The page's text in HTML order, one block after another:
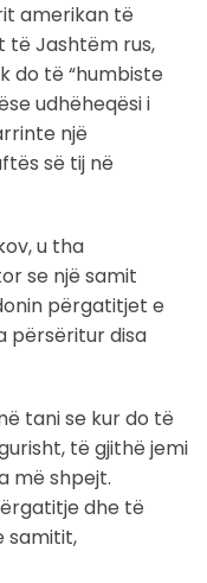
amerikan të
të Jashtëm rus,
do të “humbiste
udhëheqësi i
një
së tij në
u tha
se një samit
përgatitjet e
përsëritur disa
tani se kur do të
të gjithë jemi
më shpejt.
dhe të
samitit,